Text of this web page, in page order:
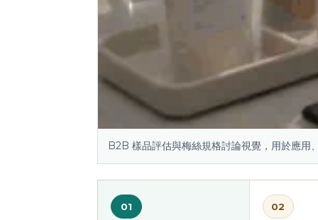
B2B 樣品評估與梅絲規格討論視覺，用於應用
01 02